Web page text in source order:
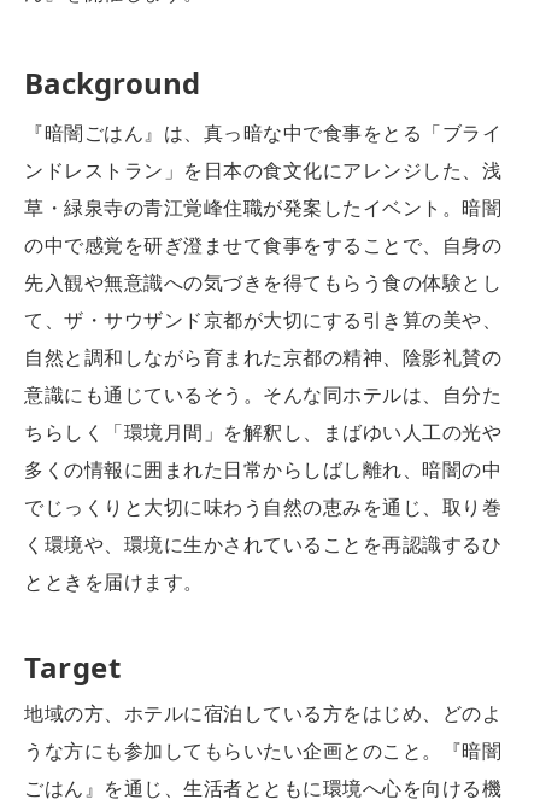
Background
『暗闇ごはん』は、真っ暗な中で食事をとる「ブライ
ンドレストラン」を日本の食文化にアレンジした、浅
草・緑泉寺の青江覚峰住職が発案したイベント 。暗闇
の中で感覚を研ぎ澄ませて食事をすることで、自身の
先入観や無意識への気づきを得てもらう食の体験とし
て、ザ・サウザンド京都が大切にする引き算の美や、
自然と調和しながら育まれた京都の精神、陰影礼賛の
意識にも通じているそう。そんな同ホテルは、自分た
ちらしく「環境月間」を解釈し、まばゆい人工の光や
多くの情報に囲まれた日常からしばし離れ、暗闇の中
でじっくりと大切に味わう自然の恵みを通じ、取り巻
く環境や、環境に生かされていることを再認識するひ
とときを届けます。
Target
地域の方、ホテルに宿泊している方をはじめ、どのよ
うな方にも参加してもらいたい企画とのこと。『暗闇
ごはん』を通じ、生活者とともに環境へ心を向ける機